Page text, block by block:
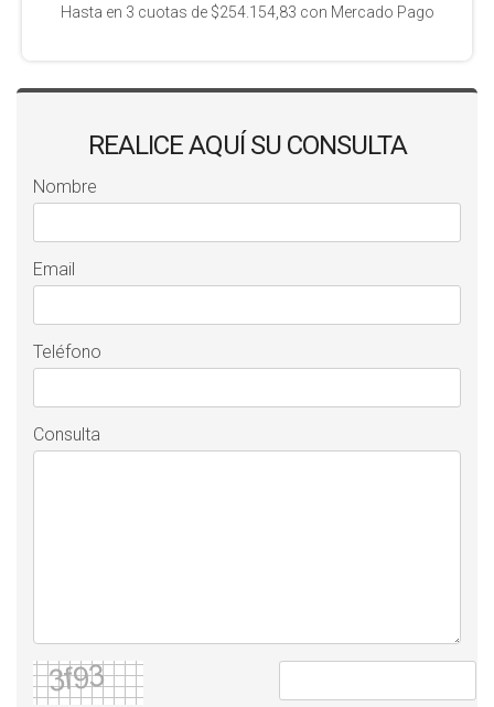
Hasta en 3 cuotas de $254.154,83 con Mercado Pago
REALICE AQUÍ SU CONSULTA
Nombre
Email
Teléfono
Consulta